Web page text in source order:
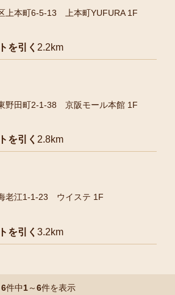
上本町6-5-13 上本町YUFURA 1F
を引く 2.2km
野田町2-1-38 京阪モール本館 1F
を引く 2.8km
老江1-1-23 ウイステ 1F
を引く 3.2km
6件中1～6件を表示